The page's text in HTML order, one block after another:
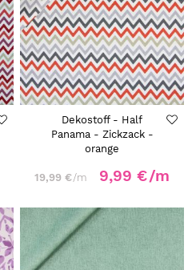
Dekostoff - Half
Panama - Zickzack -
orange
19,99 €/m 9,99 €/m